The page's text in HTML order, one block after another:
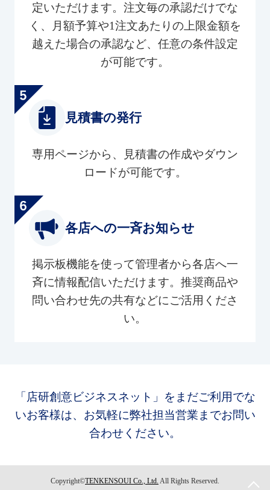
定いただけます。注文毎の承認だけでな
く、月額予算や1注文あたりの上限金額を
越えた場合の承認など、任意の条件設定
が可能です。
見積書の発行
専用ページから、見積書の作成やダウン
ロードが可能です。
各店への一斉お知らせ
掲示板機能を使って管理者から各店へ一
斉に情報配信いただけます。推奨商品や
問い合わせ先の共有などにご活用くださ
い。
「店研創意ビジネスネット」をまだご利用でな
いお客様は、お気軽に弊社担当営業までお問い
合わせください。
Copyright©TENKENSOUI Co., Ltd. All Rights Reserved.